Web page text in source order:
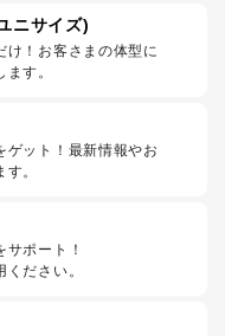
ニサイズ)
け！お客さまの体型に
す。
ゲット！最新情報やお
。
ポート！
ださい。